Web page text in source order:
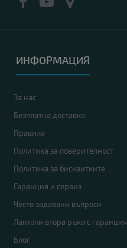
ИНФОРМАЦИЯ
За нас
Безплатна доставка
Правила
Политика за поверителност
Политика за бисквитките
Гаранция и сервиз
Често задавани въпроси
Лаптопи втора ръка с гаранция
Блог